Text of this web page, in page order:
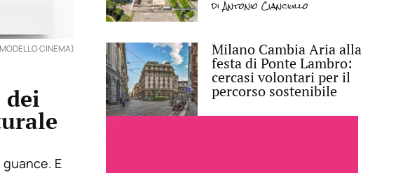
CINEMA)
guance. E
diAntonio Cianciullo
Milano Cambia Aria alla
festa di Ponte Lambro:
cercasi volontari per il
percorso sostenibile